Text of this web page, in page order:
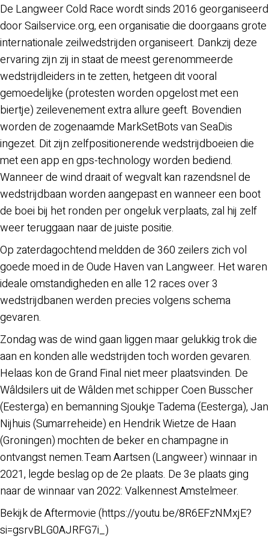
De Langweer Cold Race wordt sinds 2016 georganiseerd
door Sailservice.org, een organisatie die doorgaans grote
internationale zeilwedstrijden organiseert. Dankzij deze
ervaring zijn zij in staat de meest gerenommeerde
wedstrijdleiders in te zetten, hetgeen dit vooral
gemoedelijke (protesten worden opgelost met een
biertje) zeilevenement extra allure geeft. Bovendien
worden de zogenaamde MarkSetBots van SeaDis
ingezet. Dit zijn zelfpositionerende wedstrijdboeien die
met een app en gps-technology worden bediend.
Wanneer de wind draait of wegvalt kan razendsnel de
wedstrijdbaan worden aangepast en wanneer een boot
de boei bij het ronden per ongeluk verplaats, zal hij zelf
weer teruggaan naar de juiste positie.
Op zaterdagochtend meldden de 360 zeilers zich vol
goede moed in de Oude Haven van Langweer. Het waren
ideale omstandigheden en alle 12 races over 3
wedstrijdbanen werden precies volgens schema
gevaren.
Zondag was de wind gaan liggen maar gelukkig trok die
aan en konden alle wedstrijden toch worden gevaren.
Helaas kon de Grand Final niet meer plaatsvinden. De
Wâldsilers uit de Wâlden met schipper Coen Busscher
(Eesterga) en bemanning Sjoukje Tadema (Eesterga), Jan
Nijhuis (Sumarreheide) en Hendrik Wietze de Haan
(Groningen) mochten de beker en champagne in
ontvangst nemen.Team Aartsen (Langweer) winnaar in
2021, legde beslag op de 2e plaats. De 3e plaats ging
naar de winnaar van 2022: Valkennest Amstelmeer.
Bekijk de Aftermovie (https://youtu.be/8R6EFzNMxjE?
si=gsrvBLG0AJRFG7i_)